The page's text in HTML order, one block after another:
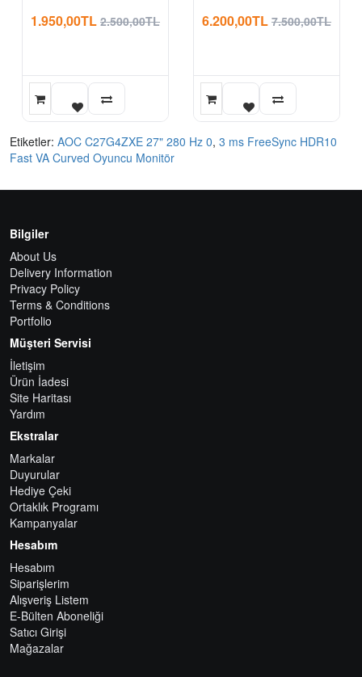
1.950,00TL 2.500,00TL 6.200,00TL 7.500,00TL
Etiketler: AOC C27G4ZXE 27" 280 Hz 0, 3 ms FreeSync HDR10
Fast VA Curved Oyuncu Monitör
Bilgiler
About Us
Delivery Information
Privacy Policy
Terms & Conditions
Portfolio
Müşteri Servisi
İletişim
Ürün İadesi
Site Haritası
Yardım
Ekstralar
Markalar
Duyurular
Hediye Çeki
Ortaklık Programı
Kampanyalar
Hesabım
Hesabım
Siparişlerim
Alışveriş Listem
E-Bülten Aboneliği
Satıcı Girişi
Mağazalar